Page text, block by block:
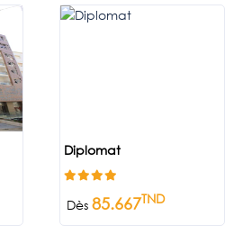
Diplomat
Dès85.667TND